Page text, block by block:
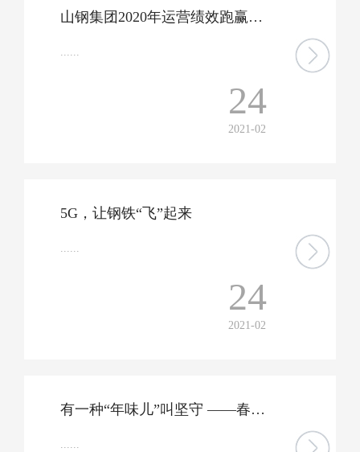
山钢集团2020年运营绩效跑赢行业大盘 钢、材年产量首次突破3000万吨，营业收入、利润总额、人均收入创历史最高水平
......
24
2021-02
5G，让钢铁“飞”起来
......
24
2021-02
有一种“年味儿”叫坚守 ——春节期间山钢集团干部职工岗位素描
......